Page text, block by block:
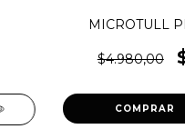
MICROTULL
$4.980,00
COMPRAR